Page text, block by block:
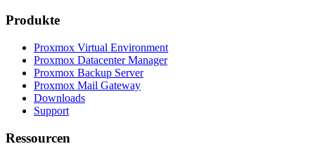
Produkte
Proxmox Virtual Environment
Proxmox Datacenter Manager
Proxmox Backup Server
Proxmox Mail Gateway
Downloads
Support
Ressourcen